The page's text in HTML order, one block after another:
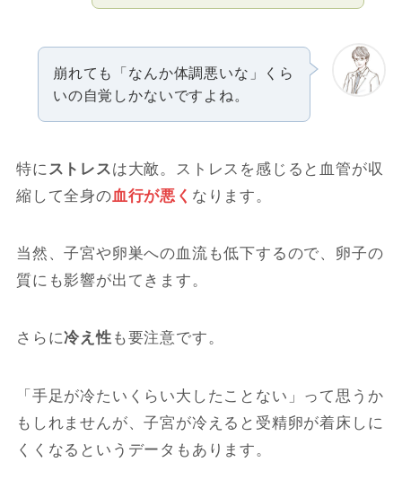
崩れても「なんか体調悪いな」くら
いの自覚しかないですよね。
特にストレスは大敵。ストレスを感じると血管が収
縮して全身の血行が悪く なります。
当然、子宮や卵巣への血流も低下するので、卵子の
質にも影響が出てきます。
さらに冷え性 も要注意です。
「手足が冷たいくらい大したことない」って思うか
もしれませんが、子宮が冷えると受精卵が着床しに
くくなるというデータもあります。